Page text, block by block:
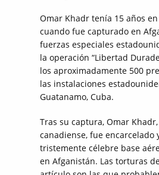
Omar Khadr tenía 15 años
cuando fue capturado en
fuerzas especiales
la operación “Libertad
los aproximadamente 500
las instalaciones
Guatanamo, Cuba.
Tras su captura, Omar
canadiense, fue encarcelado
tristemente célebre base
en Afganistán. Las torturas